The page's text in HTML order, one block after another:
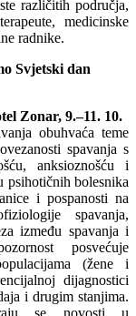
različitih područja,
medicinske
radnike.
Svjetski dan
Zonar, 9.–11. 10.
obuhvaća teme
spavanja s
anksioznošću i
psihotičnih bolesnika
i pospanosti na
spavanja,
između spavanja i
posvećuje
(žene i
dijagnostici
i drugim stanjima.
se novosti u